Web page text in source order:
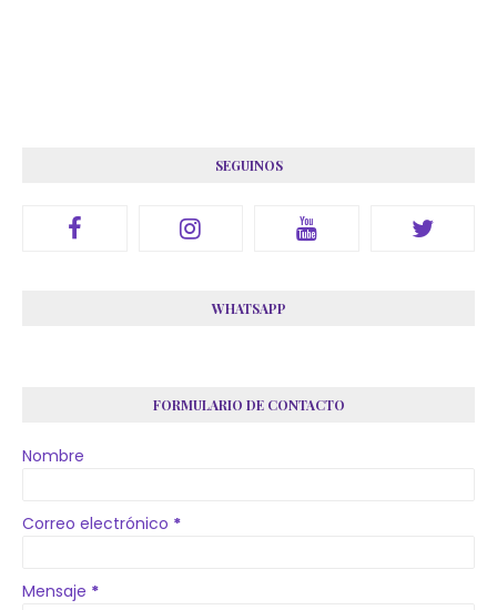
SEGUINOS
WHATSAPP
FORMULARIO DE CONTACTO
Nombre
Correo electrónico *
Mensaje *